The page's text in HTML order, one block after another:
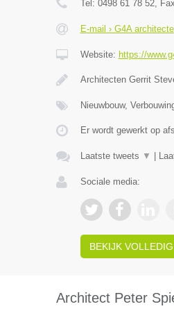
Tel: 0498 61 78 52,
E-mail › G4A
Website: https://
Architecten Gerrit
Nieuwbouw,
Er wordt gewerkt op
Laatste tweets ▼
Sociale media:
BEKIJK
Architect Peter